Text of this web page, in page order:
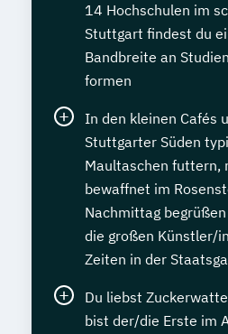
14 Hochschulen im
Stuttgart findest du
Bandbreite an
formen
In den kleinen Cafés
Stuttgarter Süden
Maultaschen futtern,
bewaffnet im
Nachmittag
die großen Künstler/
Zeiten in der
Du liebst
bist der/die Erste im